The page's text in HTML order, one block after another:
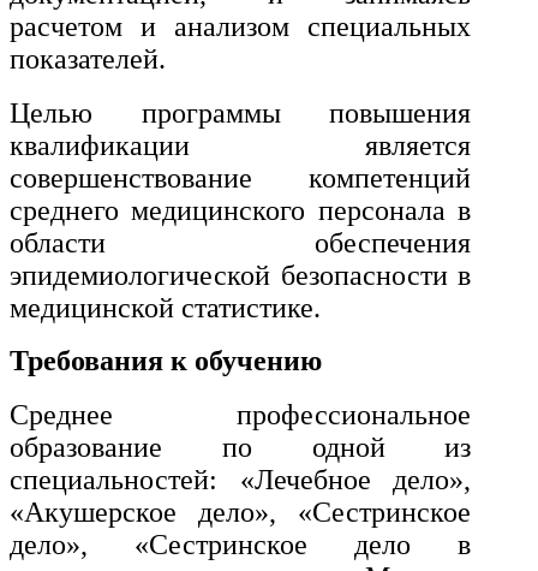
Управление охраной труда.
Техносферная безопасность
Допуски
Безопасность труда
Экономика и управление
Управление производством
общественного питания в
Управление административно-
хозяйственной деятельностью
Техника-технологии
расчетом и анализом специальных
показателей.
Целью программы повышения
квалификации является
совершенствование компетенций
среднего медицинского персонала в
области обеспечения
эпидемиологической безопасности в
медицинской статистике.
Требования к обучению
Среднее профессиональное
образование по одной из
специальностей: «Лечебное дело»,
«Акушерское дело», «Сестринское
дело», «Сестринское дело в